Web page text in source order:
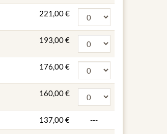
221,00 €
193,00 €
176,00 €
160,00 €
137,00 € ---